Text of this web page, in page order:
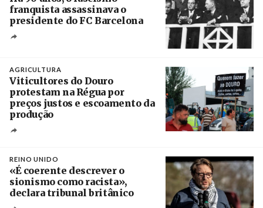
franquista assassinava o
presidente do FC Barcelona
AGRICULTURA
Viticultores do Douro
protestam na Régua por
preços justos e escoamento da
produção
REINO UNIDO
«É coerente descrever o
sionismo como racista»,
declara tribunal britânico